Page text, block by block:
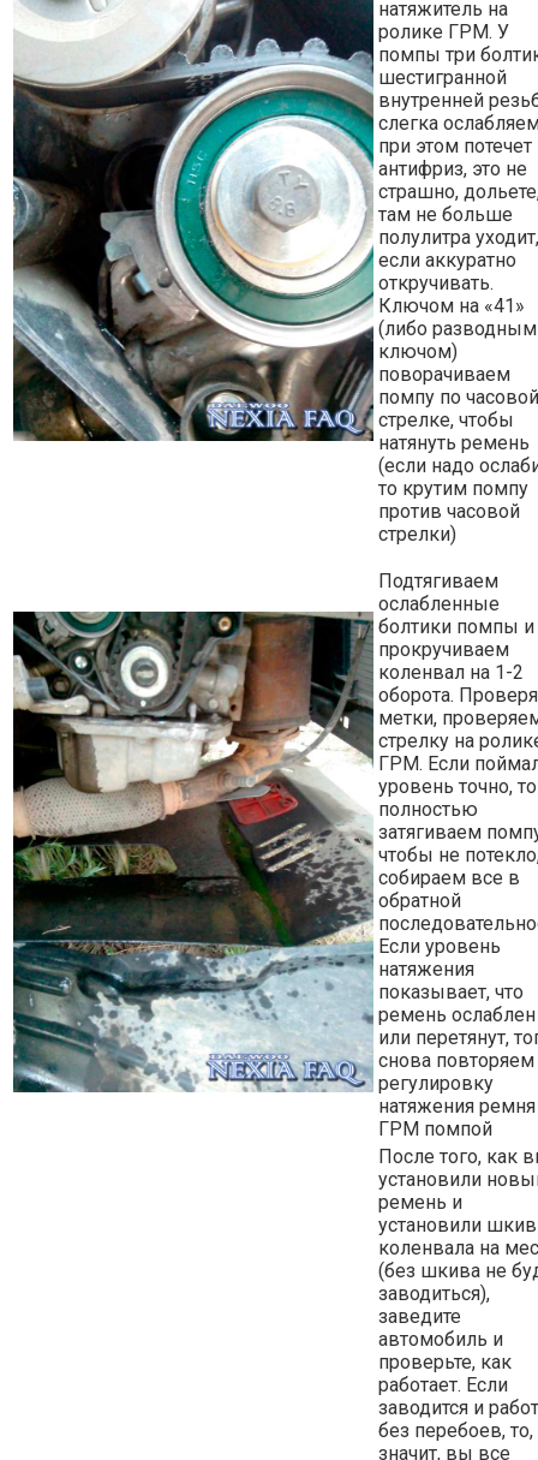
натяжитель на
ролике ГРМ. У
помпы три
шестигранной
внутренней
слегка
при этом потечет
антифриз, это не
страшно,
там не больше
полулитра уходит,
если аккуратно
откручивать.
Ключом на «41»
(либо разводным
ключом)
поворачиваем
помпу по часовой
стрелке, чтобы
натянуть ремень
(если надо
то крутим помпу
против часовой
стрелки)
Подтягиваем
ослабленные
болтики помпы и
прокручиваем
коленвал на 1-2
оборота.
метки,
стрелку на
ГРМ. Если
уровень точно, то
полностью
затягиваем
чтобы не
собираем все в
обратной
Если уровень
натяжения
показывает, что
ремень ослаблен
или перетянут,
снова повторяем
регулировку
натяжения ремня
ГРМ помпой
После того, как
установили
ремень и
установили шкив
коленвала на
(без шкива не
заводиться),
заведите
автомобиль и
проверьте, как
работает. Если
заводится и
без перебоев, то,
значит, вы все